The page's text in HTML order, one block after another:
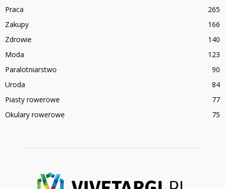
Praca
265
Zakupy
166
Zdrowie
140
Moda
123
Paralotniarstwo
90
Uroda
84
Piasty rowerowe
77
Okulary rowerowe
75